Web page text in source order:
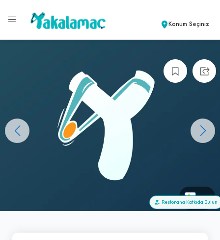
Konum Seçiniz
+0
Restorana Katkıda Bulun